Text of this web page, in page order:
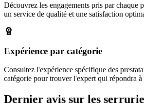
Découvrez les engagements pris par chaque
un service de qualité et une satisfaction
Expérience par catégorie
Consultez l'expérience spécifique des
catégorie pour trouver l'expert qui répondra à
Dernier avis sur les